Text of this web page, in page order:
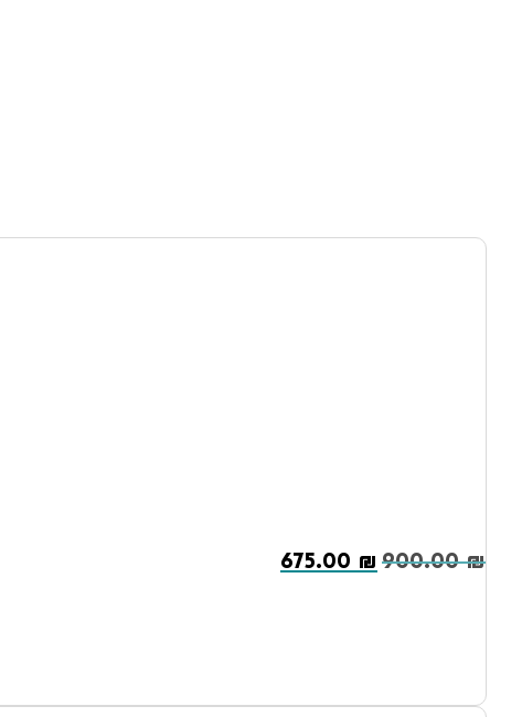
900.00₪
675.00 ₪